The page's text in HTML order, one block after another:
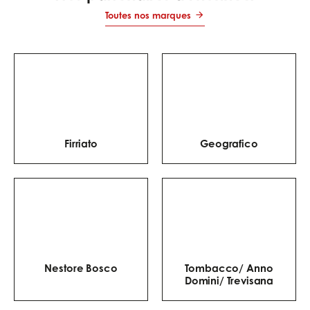
puissants. L’objectif est
de trouver un vin qui
gourmandise de la
Toutes nos marques
Firriato Geografico
Nestore Bosco
Tombacco/ Anno
Domini/ Trevisana